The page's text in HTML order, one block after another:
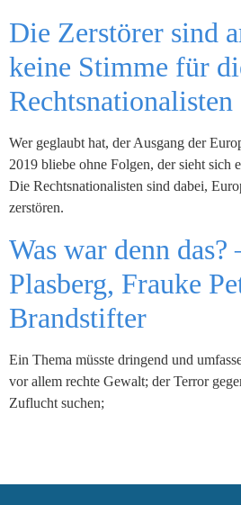
Die Zerstörer sind
keine Stimme für
Rechtsnationalisten
Wer geglaubt hat, der Ausgang der
2019 bliebe ohne Folgen, der sieht sich
Die Rechtsnationalisten sind dabei,
zerstören.
Was war denn das?
Plasberg, Frauke
Brandstifter
Ein Thema müsste dringend und
vor allem rechte Gewalt; der Terror
Zuflucht suchen;